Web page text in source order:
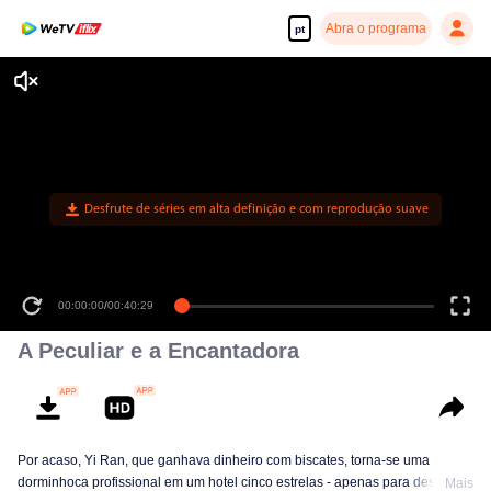
pt Abra o programa
Desfrute de séries em alta definição e com reprodução suave
00:00:00/00:40:29
A Peculiar e a Encantadora
Por acaso, Yi Ran, que ganhava dinheiro com biscates, torna-se uma
dorminhoca profissional em um hotel cinco estrelas - apenas para descobrir
Mais